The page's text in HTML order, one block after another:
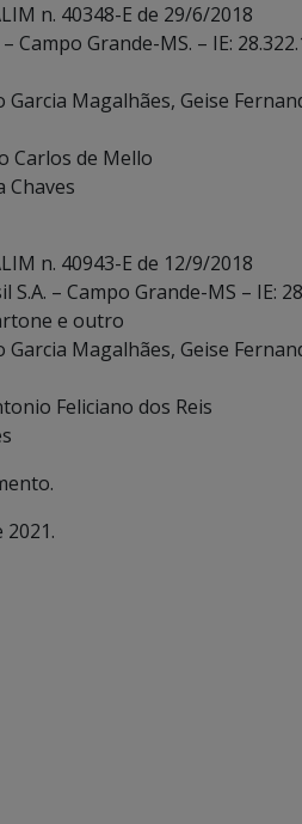
n. 40348-E de 29/6/2018
Campo Grande-MS. – IE:
Magalhães, Geise
Carlos de Mello
Chaves
n. 40943-E de 12/9/2018
– Campo Grande-MS – IE:
e outro
Magalhães, Geise
Feliciano dos Reis
2021.